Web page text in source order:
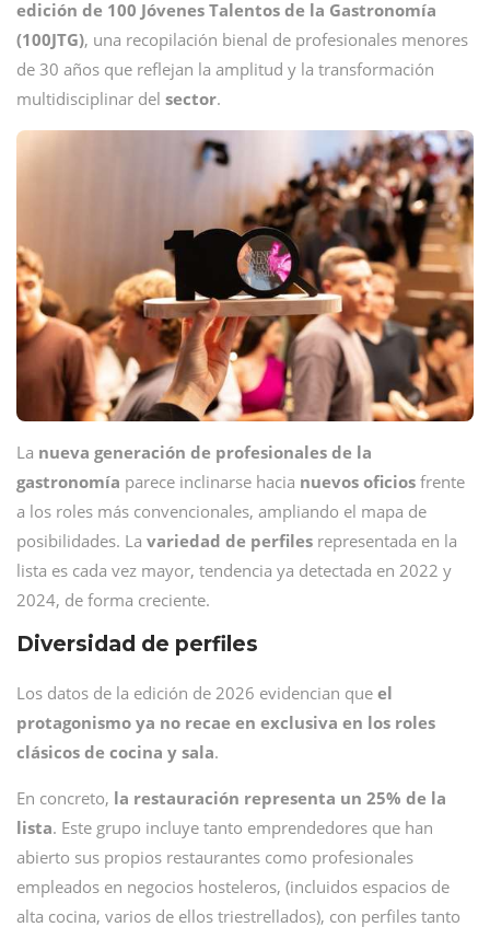
edición de 100 Jóvenes Talentos de la Gastronomía
(100JTG), una recopilación bienal de profesionales menores
de 30 años que reflejan la amplitud y la transformación
multidisciplinar del sector.
La nueva generación de profesionales de la
gastronomía parece inclinarse hacia nuevos oficios frente
a los roles más convencionales, ampliando el mapa de
posibilidades. La variedad de perfiles representada en la
lista es cada vez mayor, tendencia ya detectada en 2022 y
2024, de forma creciente.
Diversidad de perfiles
Los datos de la edición de 2026 evidencian que el
protagonismo ya no recae en exclusiva en los roles
clásicos de cocina y sala.
En concreto, la restauración representa un 25% de la
lista. Este grupo incluye tanto emprendedores que han
abierto sus propios restaurantes como profesionales
empleados en negocios hosteleros, (incluidos espacios de
alta cocina, varios de ellos triestrellados), con perfiles tanto